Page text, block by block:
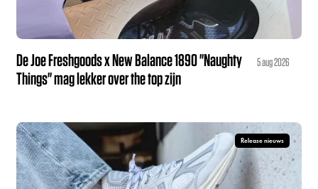
De Joe Freshgoods x New Balance 1890 "Naughty
Things" mag lekker over the top zijn
5 aug 2026
Release nieuws